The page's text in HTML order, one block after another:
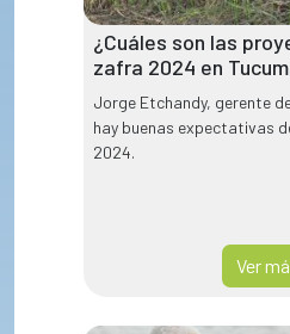
¿Cuáles son las
zafra 2024 en
Jorge Etchandy, gerente
hay buenas expectativas
2024.
Ver